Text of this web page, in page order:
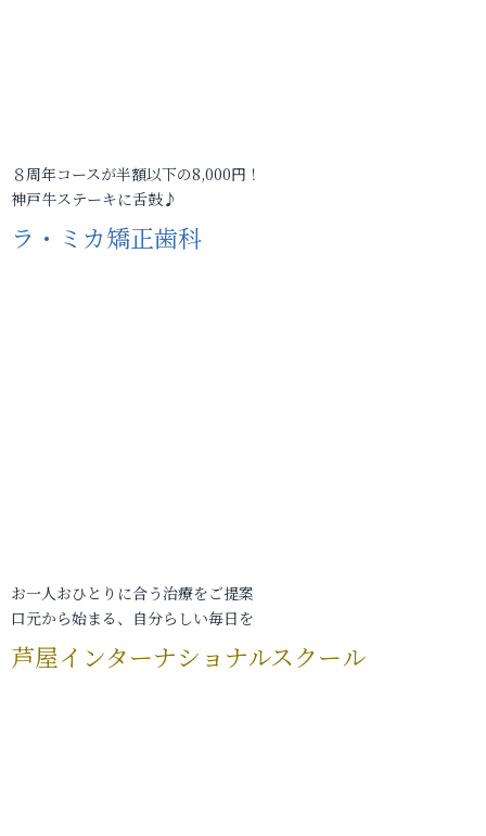
８周年コースが半額以下の8,000円！
神戸牛ステーキに舌鼓♪
ラ・ミカ矯正歯科
お一人おひとりに合う治療をご提案
口元から始まる、自分らしい毎日を
芦屋インターナショナルスクール